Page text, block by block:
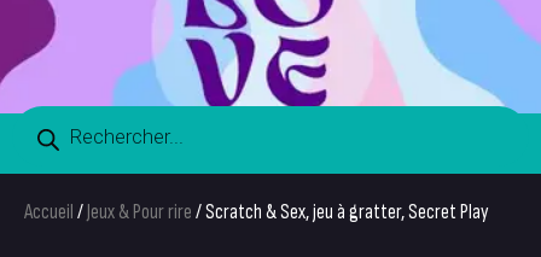
Accueil /Jeux & Pour rire / Scratch & Sex, jeu à gratter, Secret Play